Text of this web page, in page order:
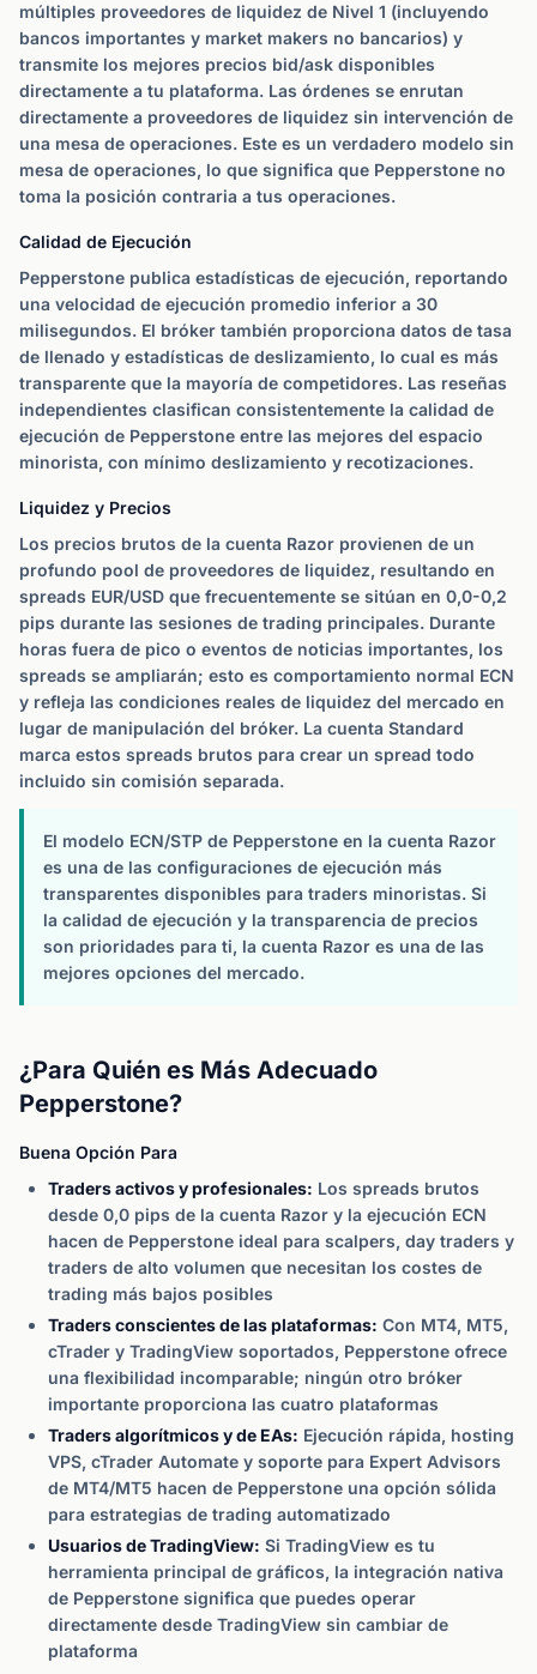
múltiples proveedores de liquidez de Nivel 1 (incluyendo
bancos importantes y market makers no bancarios) y
transmite los mejores precios bid/ask disponibles
directamente a tu plataforma. Las órdenes se enrutan
directamente a proveedores de liquidez sin intervención de
una mesa de operaciones. Este es un verdadero modelo sin
mesa de operaciones, lo que significa que Pepperstone no
toma la posición contraria a tus operaciones.
Calidad de Ejecución
Pepperstone publica estadísticas de ejecución, reportando
una velocidad de ejecución promedio inferior a 30
milisegundos. El bróker también proporciona datos de tasa
de llenado y estadísticas de deslizamiento, lo cual es más
transparente que la mayoría de competidores. Las reseñas
independientes clasifican consistentemente la calidad de
ejecución de Pepperstone entre las mejores del espacio
minorista, con mínimo deslizamiento y recotizaciones.
Liquidez y Precios
Los precios brutos de la cuenta Razor provienen de un
profundo pool de proveedores de liquidez, resultando en
spreads EUR/USD que frecuentemente se sitúan en 0,0-0,2
pips durante las sesiones de trading principales. Durante
horas fuera de pico o eventos de noticias importantes, los
spreads se ampliarán; esto es comportamiento normal ECN
y refleja las condiciones reales de liquidez del mercado en
lugar de manipulación del bróker. La cuenta Standard
marca estos spreads brutos para crear un spread todo
incluido sin comisión separada.
El modelo ECN/STP de Pepperstone en la cuenta Razor
es una de las configuraciones de ejecución más
transparentes disponibles para traders minoristas. Si
la calidad de ejecución y la transparencia de precios
son prioridades para ti, la cuenta Razor es una de las
mejores opciones del mercado.
¿Para Quién es Más Adecuado
Pepperstone?
Buena Opción Para
Traders activos y profesionales: Los spreads brutos
desde 0,0 pips de la cuenta Razor y la ejecución ECN
hacen de Pepperstone ideal para scalpers, day traders y
traders de alto volumen que necesitan los costes de
trading más bajos posibles
Traders conscientes de las plataformas: Con MT4, MT5,
cTrader y TradingView soportados, Pepperstone ofrece
una flexibilidad incomparable; ningún otro bróker
importante proporciona las cuatro plataformas
Traders algorítmicos y de EAs: Ejecución rápida, hosting
VPS, cTrader Automate y soporte para Expert Advisors
de MT4/MT5 hacen de Pepperstone una opción sólida
para estrategias de trading automatizado
Usuarios de TradingView: Si TradingView es tu
herramienta principal de gráficos, la integración nativa
de Pepperstone significa que puedes operar
directamente desde TradingView sin cambiar de
plataforma